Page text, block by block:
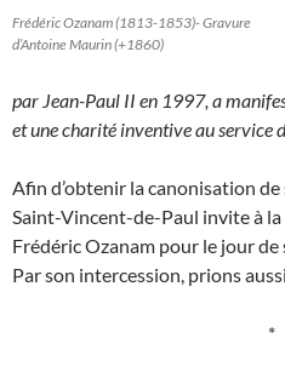
Frédéric Ozanam (1813-1853)- Gravure
d’Antoine Maurin (+1860)
par Jean-Paul II en 1997, a
et une charité inventive au service
Afin d’obtenir la canonisation
Saint-Vincent-de-Paul invite à
Frédéric Ozanam pour le jour
Par son intercession, prions
*